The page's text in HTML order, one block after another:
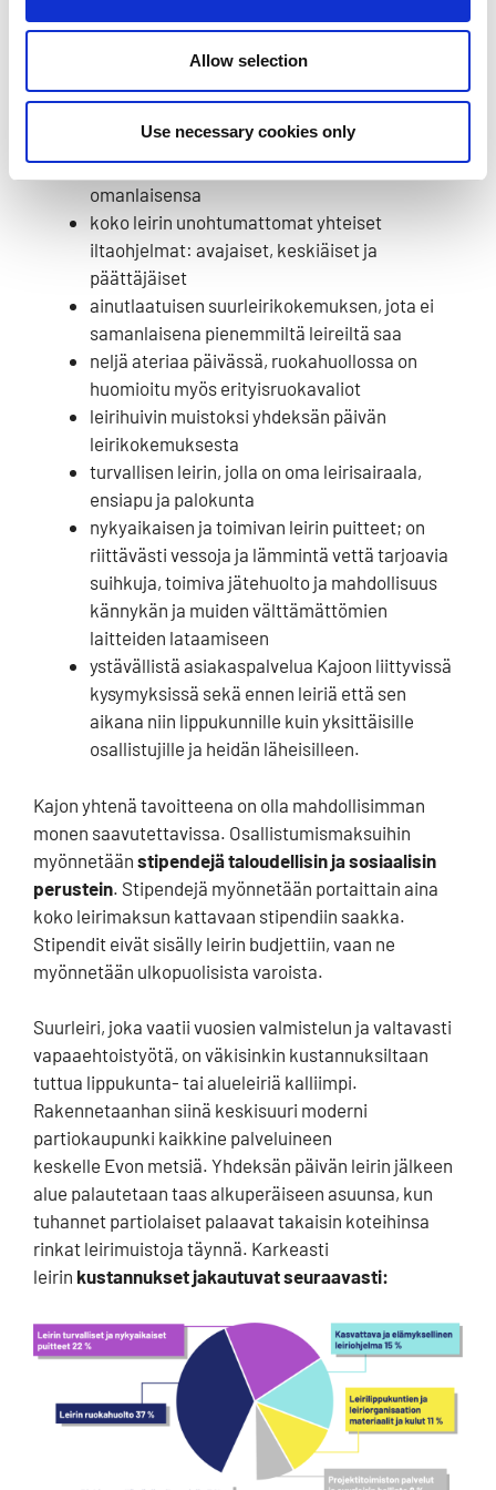
Allow selection
Use necessary cookies only
osallistumismaksu320 €.
kaiken leirillä tarjottavan monipuolisen
päiväohjelman, joka on jokaiselle ikäkaudelle
omanlaisensa
koko leirin unohtumattomat yhteiset
iltaohjelmat: avajaiset, keskiäiset ja
päättäjäiset
ainutlaatuisen suurleirikokemuksen, jota ei
samanlaisena pienemmiltä leireiltä saa
neljä ateriaa päivässä, ruokahuollossa on
huomioitu myös erityisruokavaliot
leirihuivin muistoksi yhdeksän päivän
leirikokemuksesta
turvallisen leirin, jolla on oma leirisairaala,
ensiapu ja palokunta
nykyaikaisen ja toimivan leirin puitteet; on
riittävästi vessoja ja lämmintä vettä tarjoavia
suihkuja, toimiva jätehuolto ja mahdollisuus
kännykän ja muiden välttämättömien
laitteiden lataamiseen
ystävällistä asiakaspalvelua Kajoon liittyvissä
kysymyksissä sekä ennen leiriä että sen
aikana niin lippukunnille kuin yksittäisille
osallistujille ja heidän läheisilleen.
Kajon yhtenä tavoitteena on olla mahdollisimman
monen saavutettavissa. Osallistumismaksuihin
myönnetään stipendejä taloudellisin ja sosiaalisin
perustein. Stipendejä myönnetään portaittain aina
koko leirimaksun kattavaan stipendiin saakka.
Stipendit eivät sisälly leirin budjettiin, vaan ne
myönnetään ulkopuolisista varoista.
Suurleiri, joka vaatii vuosien valmistelun ja valtavasti
vapaaehtoistyötä, on väkisinkin kustannuksiltaan
tuttua lippukunta- tai alueleiriä kalliimpi.
Rakennetaanhan siinä keskisuuri moderni
partiokaupunki kaikkine palveluineen
keskelle Evon metsiä. Yhdeksän päivän leirin jälkeen
alue palautetaan taas alkuperäiseen asuunsa, kun
tuhannet partiolaiset palaavat takaisin koteihinsa
rinkat leirimuistoja täynnä. Karkeasti
leirin kustannukset jakautuvat seuraavasti: